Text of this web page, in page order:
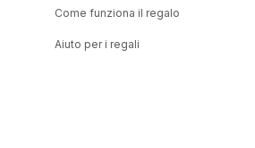
Come funziona il regalo
Aiuto per i regali